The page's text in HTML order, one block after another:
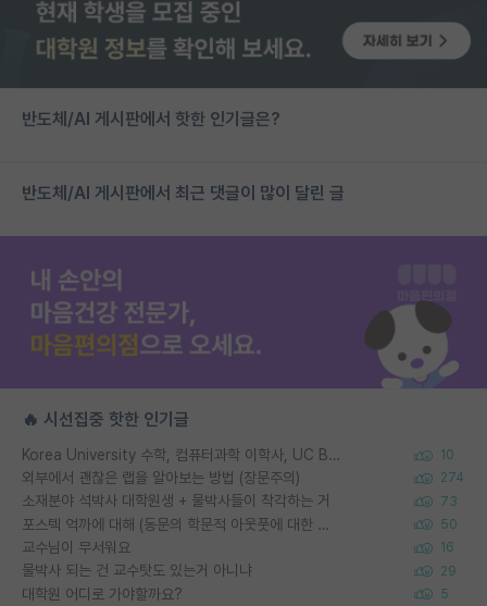
반도체/AI 게시판에서 핫한 인기글은?
반도체/AI 게시판에서 최근 댓글이 많이 달린 글
🔥 시선집중 핫한 인기글
Korea University 수학, 컴퓨터과학 이학사, UC Berkeley 산업공학 대학원 공학박사가 되는 것은 쉽지 않겠죠? 10
외부에서 괜찮은 랩을 알아보는 방법 (장문주의) 274
소재분야 석박사 대학원생 + 물박사들이 착각하는 거 73
포스텍 억까에 대해 (동문의 학문적 아웃풋에 대한 반박) 50
교수님이 무서워요 16
물박사 되는 건 교수탓도 있는거 아니냐 29
대학원 어디로 가야할까요? 5